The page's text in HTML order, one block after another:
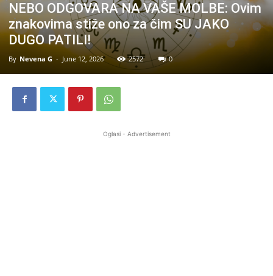
NEBO ODGOVARA NA VAŠE MOLBE: Ovim
znakovima stiže ono za čim SU JAKO
DUGO PATILI!
By Nevena G - June 12, 2026 2572 0
Oglasi - Advertisement